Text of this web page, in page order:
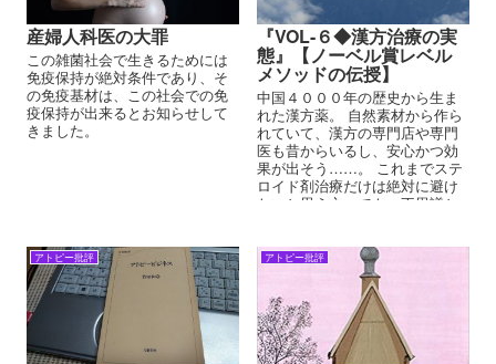
産婦人科医の大罪
この雑菌社会で生きるためには
免疫保持が絶対条件であり、そ
の免疫基材は、この社会での免
疫保持が出来るとお知らせして
きました。
『VOL-６◆漢方治療の実
態』【ノーベル賞レベル
メソッドの伝授】
中国４０００年の歴史から生ま
れた漢方薬。 自然素材から作ら
れていて、漢方の専門店や専門
医も昔からいるし、安心かつ効
果が出そう……。 これまでステ
ロイド剤治療だけは絶対に避け
たいと思う方々でも、不思議と
アトピー批評 アトピー批評